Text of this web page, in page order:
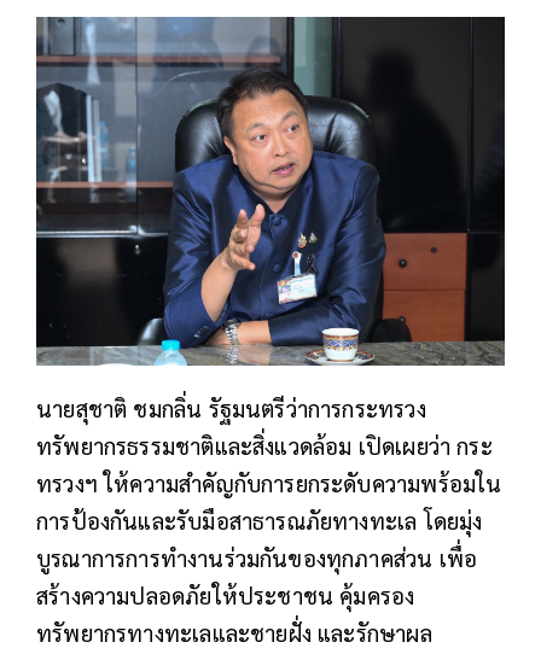
นายสุชาติ ชมกลิ่น รัฐมนตรีว่าการกระทรวง
ทรัพยากรธรรมชาติและสิ่งแวดล้อม เปิดเผยว่า กระ
ทรวงฯ ให้ความสำคัญกับการยกระดับความพร้อมใน
การป้องกันและรับมือสาธารณภัยทางทะเล โดยมุ่ง
บูรณาการการทำงานร่วมกันของทุกภาคส่วน เพื่อ
สร้างความปลอดภัยให้ประชาชน คุ้มครอง
ทรัพยากรทางทะเลและชายฝั่ง และรักษาผล